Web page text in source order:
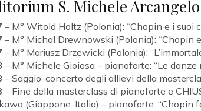
S. Michele Arcangelo
– M° Witold Holtz (Polonia): “Chopin e i suoi
– M° Michal Drewnowski (Polonia): “Chopin
– M° Mariusz Drzewicki (Polonia):
– M° Michele Gioiosa – pianoforte: “Le
– Saggio-concerto degli allievi della
– Fine della masterclass di pianoforte e
(Giappone-Italia) – pianoforte: “Chopin